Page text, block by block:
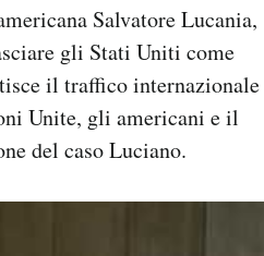
Salvatore Lucania,
gli Stati Uniti come
il traffico internazionale
Unite, gli americani e il
del caso Luciano.